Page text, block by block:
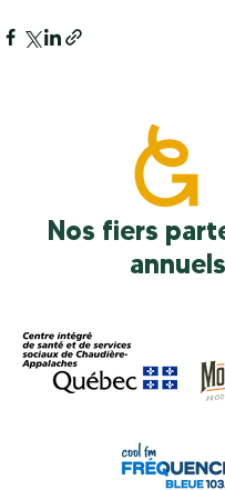
Nos fiers
annuels